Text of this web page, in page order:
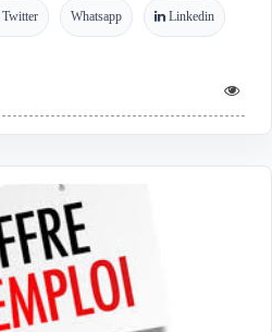
Twitter Whatsapp Linkedin